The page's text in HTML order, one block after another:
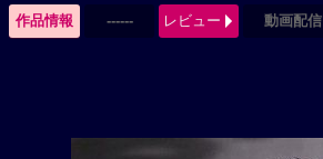
作品情報 ------ レビュー 動画配信